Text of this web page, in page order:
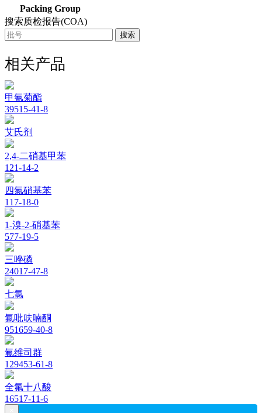
Packing Group
搜索质检报告(COA)
搜索
相关产品
甲氰菊酯
39515-41-8
艾氏剂
2,4-二硝基甲苯
121-14-2
四氯硝基苯
117-18-0
1-溴-2-硝基苯
577-19-5
三唑磷
24017-47-8
七氯
氟吡呋喃酮
951659-40-8
氟维司群
129453-61-8
全氟十八酸
16517-11-6